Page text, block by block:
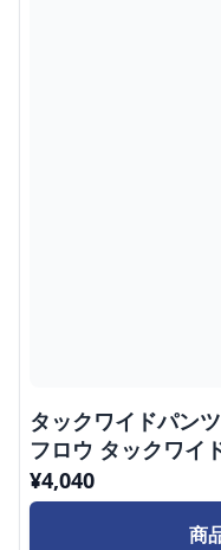
タックワイドパン
フロウ タックワイ
¥4,040
商